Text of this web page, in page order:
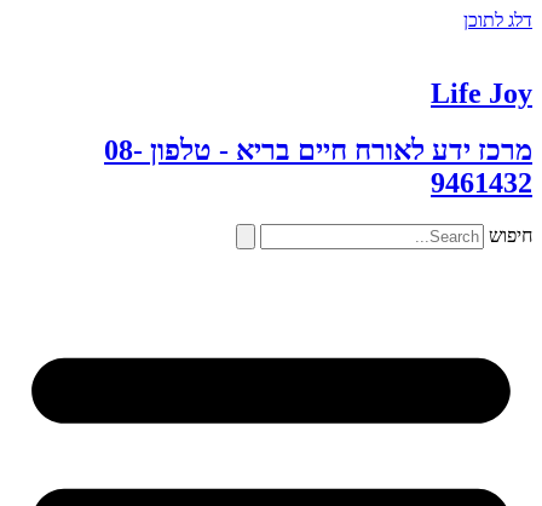
דלג לתוכן
Life Joy
מרכז ידע לאורח חיים בריא - טלפון 08-
9461432
חיפוש